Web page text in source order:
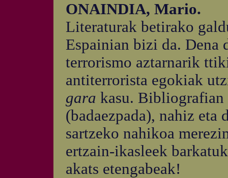
ONAINDIA, Mario.
Literaturak betirako
Espainian bizi da. Dena
terrorismo aztarnarik
antiterrorista egokiak
gara kasu. Bibliografian
(badaezpada), nahiz eta
sartzeko nahikoa
ertzain-ikasleek
akats etengabeak!